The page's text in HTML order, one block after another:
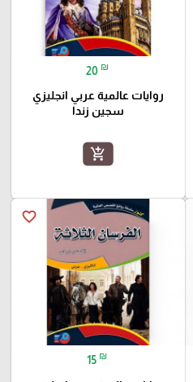
20 ₪
روايات عالمية عربي انجليزي
سجين زندا
add_shopping_cart
favorite_border
15 ₪